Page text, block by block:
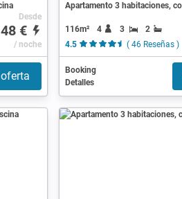
Desde
€
/ noche
116m² 4 3
2
4.5
( 46 Reseñas )
Booking
Detalles